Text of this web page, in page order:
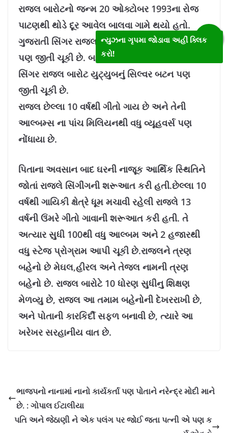
રાજલ બારોટનો જન્મ 20 ઓક્ટોબર 1993ના રોજ
પાટણથી થોડે દૂર આવેલ બાલવા ગામે થયો હતો.
ગુજરાતી સિંગર રાજલ બારોટ યુટ્યુબનું સિલ્વર બટન
પણ જીતી ચૂકી છે. બાલવા ગામે થયો હતો. ગુજરાતી
સિંગર રાજલ બારોટ યુટ્યુબનું સિલ્વર બટન પણ
જીતી ચૂકી છે.
રાજલ છેલ્લા 10 વર્ષથી ગીતો ગાય છે અને તેની
આલ્બમ્સ ના પાંચ મિલિયનથી વધુ વ્યૂહવર્સ પણ
નોંધાયા છે.
પિતાના અવસાન બાદ ઘરની નાજૂક આર્થિક સ્થિતિને
જોતાં રાજલે સિંગીંગની શરૂઆત કરી હતી.છેલ્લા 10
વર્ષથી ગાયિકી ક્ષેત્રે ધૂમ મચાવી રહેલી રાજલે 13
વર્ષની ઉંમરે ગીતો ગાવાની શરૂઆત કરી હતી. તે
અત્યાર સુધી 100થી વધુ આલ્બમ અને 2 હજારથી
વધુ સ્ટેજ પ્રોગ્રામ આપી ચૂકી છે.રાજલને ત્રણ
બહેનો છે મેઘલ,હીરલ અને તેજલ નામની ત્રણ
બહેનો છે. રાજલ બારોટે 10 ધોરણ સુધીનુ શિક્ષણ
મેળવ્યુ છે, રાજલ આ તમામ બહેનોની દેખરરાખી છે,
અને પોતાની કારકિર્દી સફળ બનાવી છે, ત્યારે આ
ખરેખર સરહાનીય વાત છે.
ભાજપનો નાનામાં નાનો કાર્યકર્તા પણ પોતાને નરેન્દ્ર મોદી માને
છે. : ગોપાલ ઈટાલીયા
પતિ અને જેઠાણી ને એક પલંગ પર જોઈ જતા પત્ની એ પણ ક
ન્યુઝના ગૃપમા જોડાવા અહીં ક્લિક
કરો!